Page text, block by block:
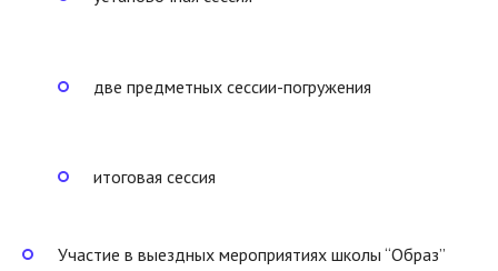
две предметных сессии-погружения
итоговая сессия
Участие в выездных мероприятиях школы “Образ”